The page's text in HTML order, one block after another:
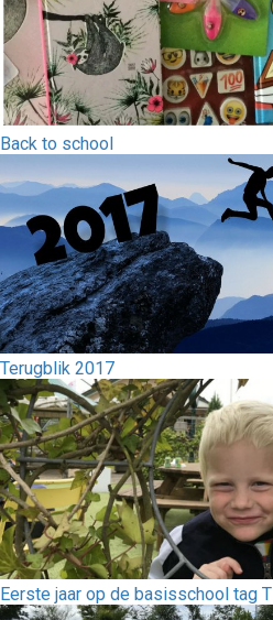
Back to school
Terugblik 2017
Eerste jaar op de basisschool tag T